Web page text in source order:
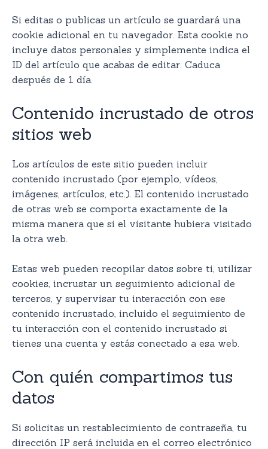
Si editas o publicas un artículo se guardará una
cookie adicional en tu navegador. Esta cookie no
incluye datos personales y simplemente indica el
ID del artículo que acabas de editar. Caduca
después de 1 día.
Contenido incrustado de otros
sitios web
Los artículos de este sitio pueden incluir
contenido incrustado (por ejemplo, vídeos,
imágenes, artículos, etc.). El contenido incrustado
de otras web se comporta exactamente de la
misma manera que si el visitante hubiera visitado
la otra web.
Estas web pueden recopilar datos sobre ti, utilizar
cookies, incrustar un seguimiento adicional de
terceros, y supervisar tu interacción con ese
contenido incrustado, incluido el seguimiento de
tu interacción con el contenido incrustado si
tienes una cuenta y estás conectado a esa web.
Con quién compartimos tus
datos
Si solicitas un restablecimiento de contraseña, tu
dirección IP será incluida en el correo electrónico